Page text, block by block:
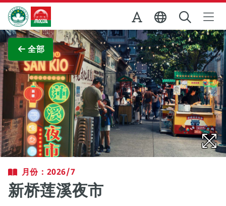
跳至主内容
澳门特别行政区政府旅游局
全部
查看原图
月份：2026/7
新桥莲溪夜市